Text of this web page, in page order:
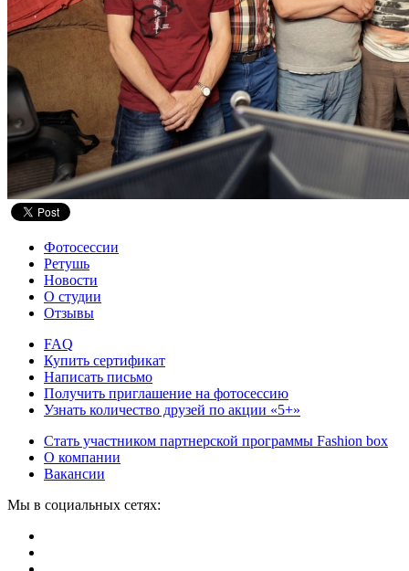
Фотосессии
Ретушь
Новости
О студии
Отзывы
FAQ
Купить сертификат
Написать письмо
Получить приглашение на фотосессию
Узнать количество друзей по акции «5+»
Стать участником партнерской программы Fashion box
О компании
Вакансии
Мы в социальных сетях: